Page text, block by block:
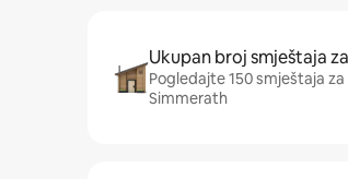
Ukupan broj smještaja
Pogledajte 150 smještaja
Simmerath